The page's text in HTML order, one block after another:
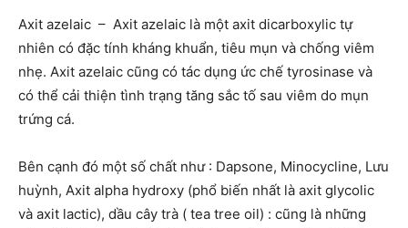
Axit azelaic – Axit azelaic là một axit dicarboxylic tự
nhiên có đặc tính kháng khuẩn, tiêu mụn và chống viêm
nhẹ. Axit azelaic cũng có tác dụng ức chế tyrosinase và
có thể cải thiện tình trạng tăng sắc tố sau viêm do mụn
trứng cá.
Bên cạnh đó một số chất như : Dapsone, Minocycline, Lưu
huỳnh, Axit alpha hydroxy (phổ biến nhất là axit glycolic
và axit lactic), dầu cây trà ( tea tree oil) : cũng là những